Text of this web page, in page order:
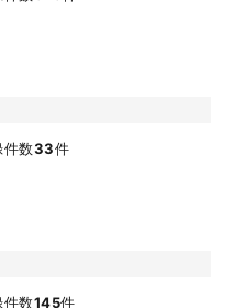
件数33件
件数145件